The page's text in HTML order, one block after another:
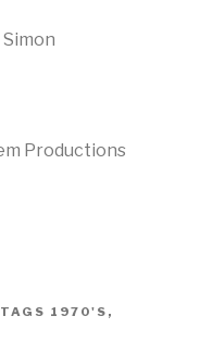
Productions
TAGS 1970'S ,